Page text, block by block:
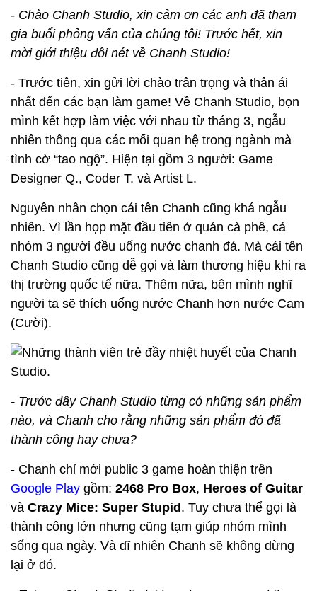
- Chào Chanh Studio, xin cảm ơn các anh đã tham
gia buổi phỏng vấn của chúng tôi! Trước hết, xin
mời giới thiệu đôi nét về Chanh Studio!
- Trước tiên, xin gửi lời chào trân trọng và thân ái
nhất đến các bạn làm game! Về Chanh Studio, bọn
mình kết hợp làm việc với nhau từ tháng 3, ngẫu
nhiên thông qua các mối quan hệ trong ngành mà
tình cờ “tao ngộ”. Hiện tại gồm 3 người: Game
Designer Q., Coder T. và Artist L.
Nguyên nhân chọn cái tên Chanh cũng khá ngẫu
nhiên. Vì lần họp mặt đầu tiên ở quán cà phê, cả
nhóm 3 người đều uống nước chanh đá. Mà cái tên
Chanh Studio cũng dễ gọi và làm thương hiệu khi ra
thị trường quốc tế nữa. Thêm nữa, bên mình nghĩ
người ta sẽ thích uống nước Chanh hơn nước Cam
(Cười).
- Trước đây Chanh Studio từng có những sản phẩm
nào, và Chanh cho rằng những sản phẩm đó đã
thành công hay chưa?
- Chanh chỉ mới public 3 game hoàn thiện trên
Google Play gồm: 2468 Pro Box, Heroes of Guitar
và Crazy Mice: Super Stupid . Tuy chưa thể gọi là
thành công lớn nhưng cũng tạm giúp nhóm mình
sống qua ngày. Và dĩ nhiên Chanh sẽ không dừng
lại ở đó.